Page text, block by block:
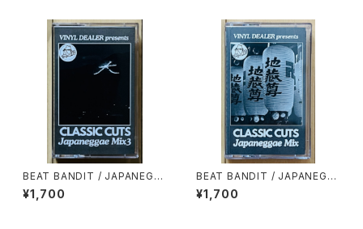
BEAT BANDIT / JAPANEGG
AE MIX 3(CLASSIC CUTS)
¥1,700
BEAT BANDIT / JAPANEGG
AE MIX(CLASSIC CUTS)
¥1,700